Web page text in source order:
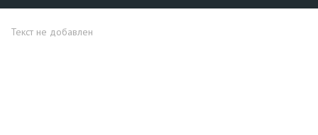
Текст не добавлен